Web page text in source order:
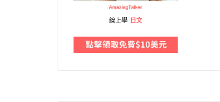
線上學 日文